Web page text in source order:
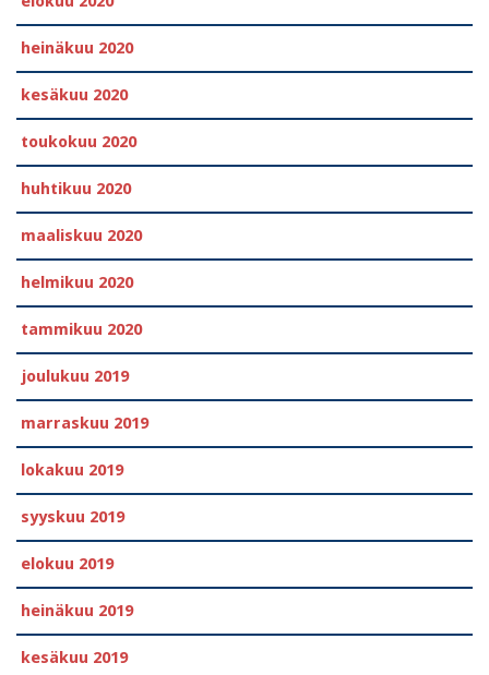
heinäkuu 2020
kesäkuu 2020
toukokuu 2020
huhtikuu 2020
maaliskuu 2020
helmikuu 2020
tammikuu 2020
joulukuu 2019
marraskuu 2019
lokakuu 2019
syyskuu 2019
elokuu 2019
heinäkuu 2019
kesäkuu 2019